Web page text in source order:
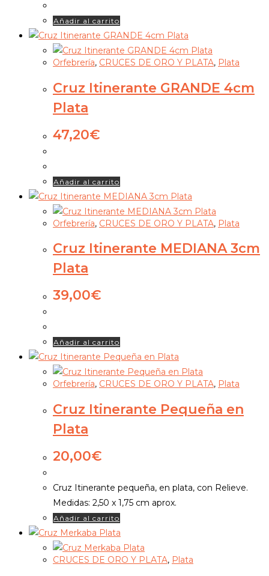
Añadir al carrito
Orfebrería, CRUCES DE ORO Y PLATA, Plata
Cruz Itinerante GRANDE 4cm
Plata
47,20€
Añadir al carrito
Orfebrería, CRUCES DE ORO Y PLATA, Plata
Cruz Itinerante MEDIANA 3cm
Plata
39,00€
Añadir al carrito
Orfebrería, CRUCES DE ORO Y PLATA, Plata
Cruz Itinerante Pequeña en
Plata
20,00€
Cruz Itinerante pequeña, en plata, con Relieve.
Medidas: 2,50 x 1,75 cm aprox.
Añadir al carrito
CRUCES DE ORO Y PLATA, Plata